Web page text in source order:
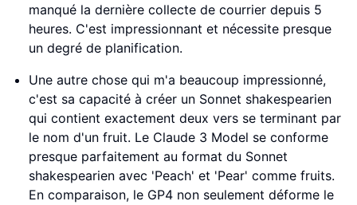
manqué la dernière collecte de courrier depuis 5
heures. C'est impressionnant et nécessite presque
un degré de planification.
Une autre chose qui m'a beaucoup impressionné,
c'est sa capacité à créer un Sonnet shakespearien
qui contient exactement deux vers se terminant par
le nom d'un fruit. Le Claude 3 Model se conforme
presque parfaitement au format du Sonnet
shakespearien avec 'Peach' et 'Pear' comme fruits.
En comparaison, le GP4 non seulement déforme le